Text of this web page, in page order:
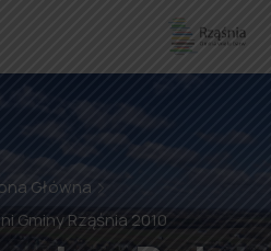
Główna
Gminy Rząśnia 2010